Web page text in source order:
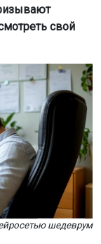
свой
шедеврум